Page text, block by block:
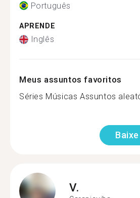
Português
APRENDE
Inglês
Meus assuntos favoritos
Séries Músicas Assuntos
V.